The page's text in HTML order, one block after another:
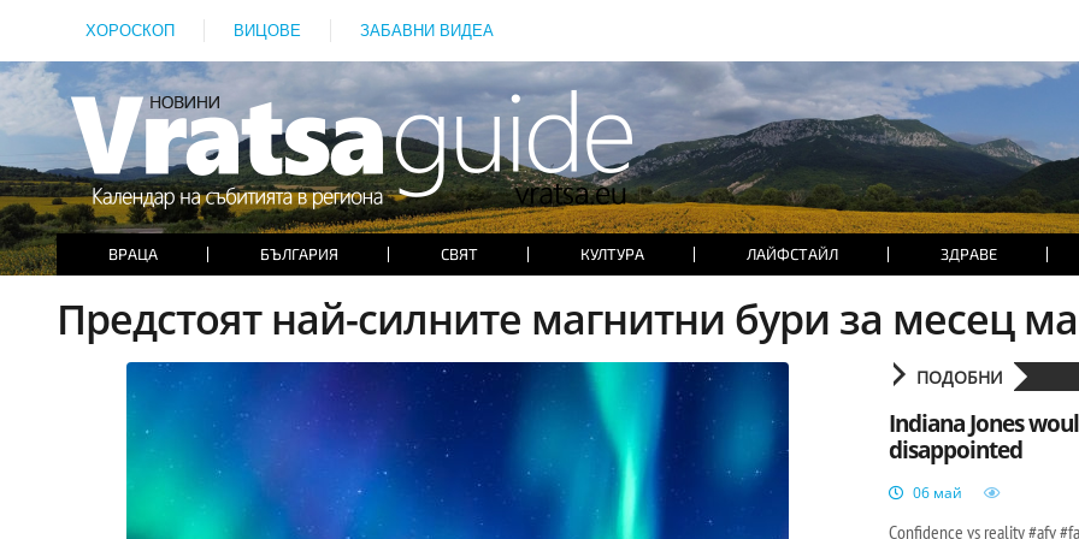
ХОРОСКОП ВИЦОВЕ ЗАБАВНИ ВИДЕА
ВРАЦА БЪЛГАРИЯ СВЯТ КУЛТУРА ЛАЙФСТАЙЛ ЗДРАВЕ
Предстоят най-силните магнитни бури за месец
ПОДОБНИ
Indiana Jones
disappointed
06 май
Confidence vs reality #afv